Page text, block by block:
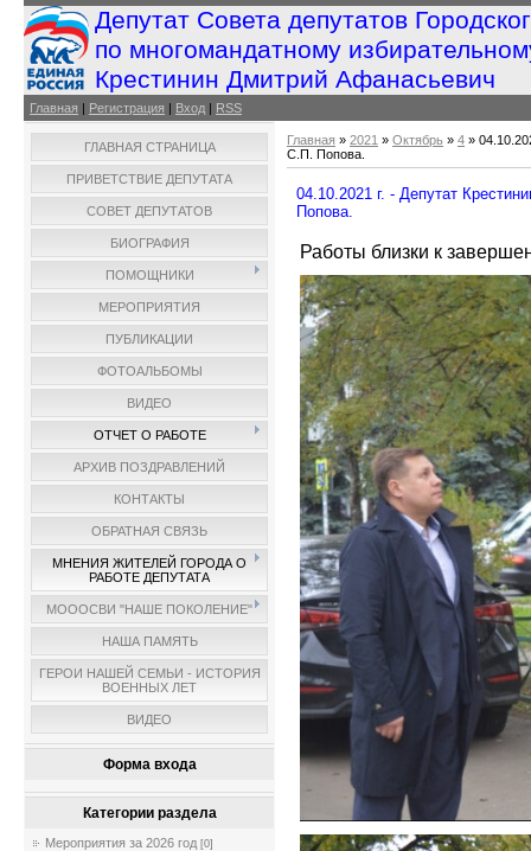
Депутат Совета депутатов
по многомандатному
Крестинин Дмитрий Афанасьевич
Главная | Регистрация | Вход | RSS
ГЛАВНАЯ СТРАНИЦА
ПРИВЕТСТВИЕ ДЕПУТАТА
СОВЕТ ДЕПУТАТОВ
БИОГРАФИЯ
ПОМОЩНИКИ
МЕРОПРИЯТИЯ
ПУБЛИКАЦИИ
ФОТОАЛЬБОМЫ
ВИДЕО
ОТЧЕТ О РАБОТЕ
АРХИВ ПОЗДРАВЛЕНИЙ
КОНТАКТЫ
ОБРАТНАЯ СВЯЗЬ
МНЕНИЯ ЖИТЕЛЕЙ ГОРОДА О
РАБОТЕ ДЕПУТАТА
МОООСВИ "НАШЕ ПОКОЛЕНИЕ"
НАША ПАМЯТЬ
ГЕРОИ НАШЕЙ СЕМЬИ - ИСТОРИЯ
ВОЕННЫХ ЛЕТ
ВИДЕО
Форма входа
Категории раздела
Мероприятия за 2026 год [0]
Главная » 2021 » Октябрь » 4 »
С.П. Попова.
04.10.2021 г. - Депутат
Попова.
Работы близки к